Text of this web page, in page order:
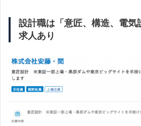
設計職は「意匠、構造、電気
求人あり